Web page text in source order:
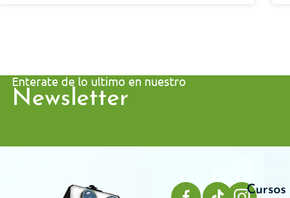
Enterate de lo ultimo en nuestro
Newsletter
Cursos